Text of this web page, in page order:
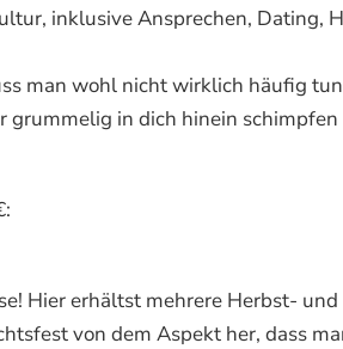
inklusive Ansprechen, Dating,
man wohl nicht wirklich häufig
grummelig in dich hinein
Hier erhältst mehrere Herbst-
von dem Aspekt her, dass